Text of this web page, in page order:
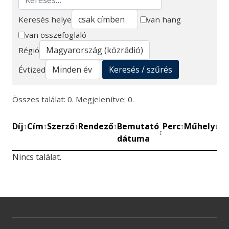
Keresés
Keresés helye
van hang
van összefoglaló
Régió
Évtized
Keresés / szűrés
Összes találat: 0. Megjelenítve: 0.
Díj↕Cím↕Szerző↕Rendező↕Bemutató
dátuma
↕
Perc↕Műhely↕
Nincs találat.